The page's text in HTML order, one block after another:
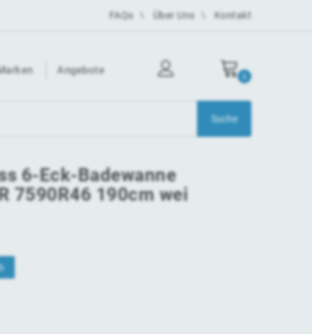
FAQs Über Uns Kontakt
Angebote
6-Eck-Badewanne
7590R46 190cm wei